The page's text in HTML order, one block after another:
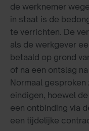
de werknemer
in staat is de
te verrichten. De
als de werkgever
betaald op grond
of na een ontslag
Normaal
eindigen, hoewel
een ontbinding via
een tijdelijke